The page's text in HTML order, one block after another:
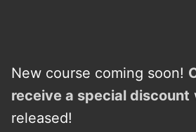
New course coming soon!
receive a special discount
released!